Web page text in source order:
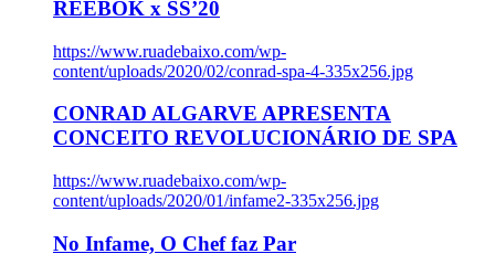
REEBOK x SS’20
https://www.ruadebaixo.com/wp-
content/uploads/2020/02/conrad-spa-4-335x256.jpg
CONRAD ALGARVE APRESENTA
CONCEITO REVOLUCIONÁRIO DE SPA
https://www.ruadebaixo.com/wp-
content/uploads/2020/01/infame2-335x256.jpg
No Infame, O Chef faz Par